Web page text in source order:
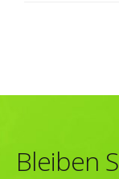
Bleiben